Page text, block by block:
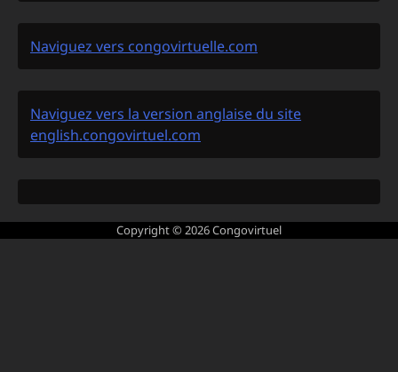
Naviguez vers congovirtuelle.com
Naviguez vers la version anglaise du site
english.congovirtuel.com
Copyright © 2026Congovirtuel